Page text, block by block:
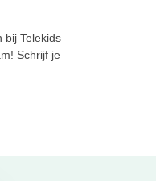
bij Telekids
Schrijf je